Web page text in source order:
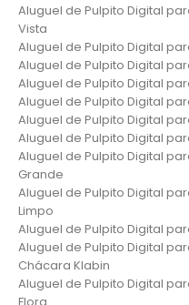
Aluguel de Pulpito Digital
Vista
Aluguel de Pulpito Digital
Aluguel de Pulpito Digital
Aluguel de Pulpito Digital
Aluguel de Pulpito Digital
Aluguel de Pulpito Digital
Aluguel de Pulpito Digital
Aluguel de Pulpito Digital
Grande
Aluguel de Pulpito Digital
Limpo
Aluguel de Pulpito Digital
Aluguel de Pulpito Digital
Chácara Klabin
Aluguel de Pulpito Digital